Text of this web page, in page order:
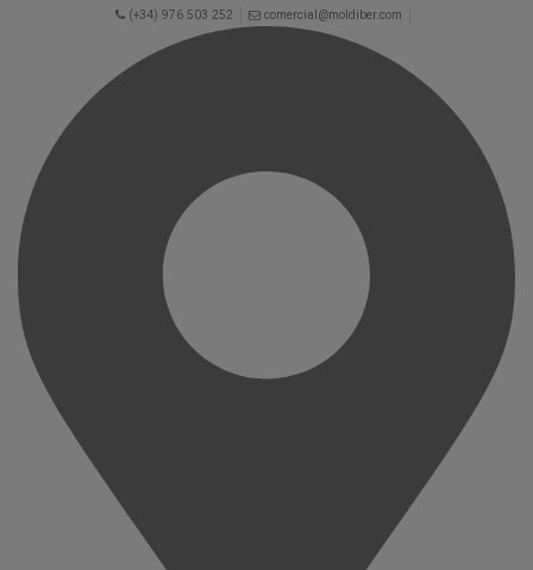
(+34) 976 503 252 comercial@moldiber.com